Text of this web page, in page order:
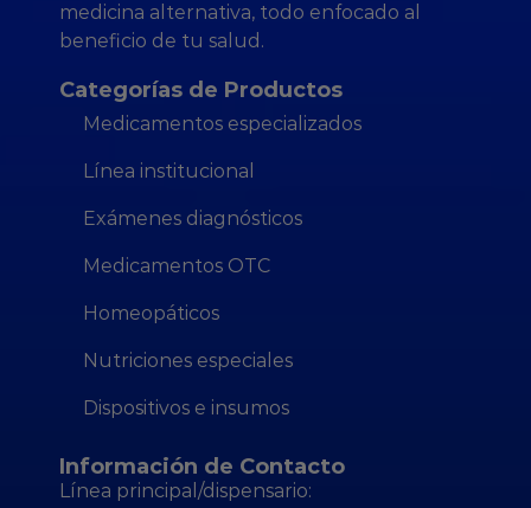
medicina alternativa, todo enfocado al
beneficio de tu salud.
Categorías de Productos
Medicamentos especializados
Línea institucional
Exámenes diagnósticos
Medicamentos OTC
Homeopáticos
Nutriciones especiales
Dispositivos e insumos
Información de Contacto
Línea principal/dispensario: